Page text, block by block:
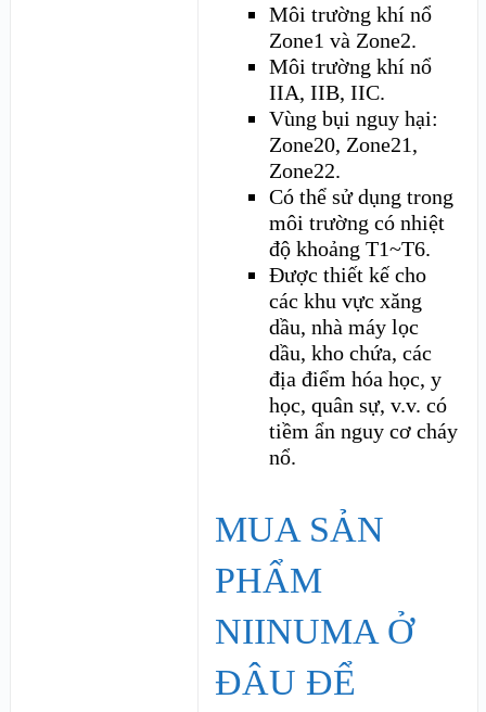
Môi trường khí nổ
Zone1 và Zone2.
Môi trường khí nổ
IIA, IIB, IIC.
Vùng bụi nguy hại:
Zone20, Zone21,
Zone22.
Có thể sử dụng trong
môi trường có nhiệt
độ khoảng T1~T6.
Được thiết kế cho
các khu vực xăng
dầu, nhà máy lọc
dầu, kho chứa, các
địa điểm hóa học, y
học, quân sự, v.v. có
tiềm ẩn nguy cơ cháy
nổ.
MUA SẢN
PHẨM
NIINUMA Ở
ĐÂU ĐỂ